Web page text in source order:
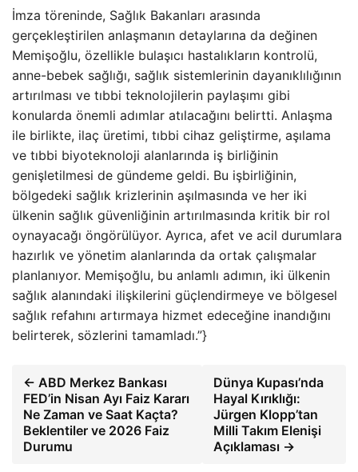
İmza töreninde, Sağlık Bakanları arasında
gerçekleştirilen anlaşmanın detaylarına da değinen
Memişoğlu, özellikle bulaşıcı hastalıkların kontrolü,
anne-bebek sağlığı, sağlık sistemlerinin dayanıklılığının
artırılması ve tıbbi teknolojilerin paylaşımı gibi
konularda önemli adımlar atılacağını belirtti. Anlaşma
ile birlikte, ilaç üretimi, tıbbi cihaz geliştirme, aşılama
ve tıbbi biyoteknoloji alanlarında iş birliğinin
genişletilmesi de gündeme geldi. Bu işbirliğinin,
bölgedeki sağlık krizlerinin aşılmasında ve her iki
ülkenin sağlık güvenliğinin artırılmasında kritik bir rol
oynayacağı öngörülüyor. Ayrıca, afet ve acil durumlara
hazırlık ve yönetim alanlarında da ortak çalışmalar
planlanıyor. Memişoğlu, bu anlamlı adımın, iki ülkenin
sağlık alanındaki ilişkilerini güçlendirmeye ve bölgesel
sağlık refahını artırmaya hizmet edeceğine inandığını
belirterek, sözlerini tamamladı.”}
← ABD Merkez Bankası
FED’in Nisan Ayı Faiz Kararı
Ne Zaman ve Saat Kaçta?
Beklentiler ve 2026 Faiz
Durumu
Dünya Kupası’nda
Hayal Kırıklığı:
Jürgen Klopp’tan
Milli Takım Elenişi
Açıklaması →